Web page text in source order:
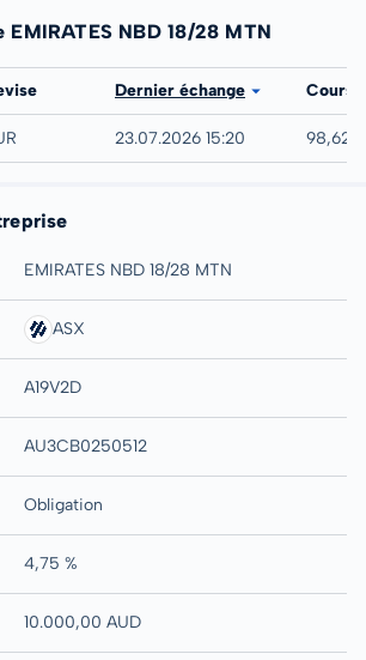
EMIRATES NBD 18/28 MTN
Dernier échange Cours
23.07.2026 15:20 98,62
EMIRATES NBD 18/28 MTN
ASX
A19V2D
AU3CB0250512
Obligation
4,75 %
10.000,00 AUD